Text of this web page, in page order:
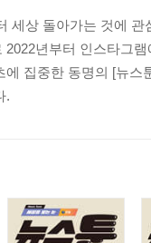
세상 돌아가는 것에
2022년부터 인스타그
에 집중한 동명의 [뉴
.